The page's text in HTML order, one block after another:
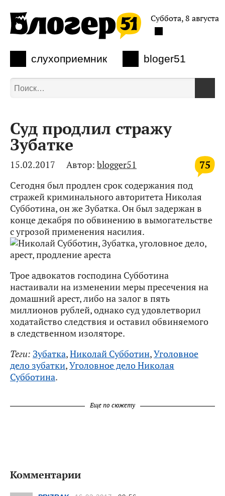
слухоприемник bloger51
Суббота, 8 августа
Суд продлил стражу
Зубатке
75
15.02.2017 Автор: blogger51
Сегодня был продлен срок содержания под
стражей криминального авторитета Николая
Субботина, он же Зубатка. Он был задержан в
конце декабря по обвинению в вымогательстве
с угрозой применения насилия.
Трое адвокатов господина Субботина
настаивали на изменении меры пресечения на
домашний арест, либо на залог в пять
миллионов рублей, однако суд удовлетворил
ходатайство следствия и оставил обвиняемого
в следственном изоляторе.
Теги: Зубатка,Николай Субботин,Уголовное
дело зубатки,Уголовное дело Николая
Субботина.
Еще по сюжету
Комментарии